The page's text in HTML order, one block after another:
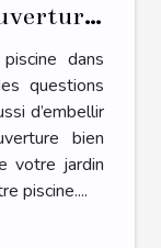
?
dans
questions
d’embellir
bien
votre jardin
piscine....